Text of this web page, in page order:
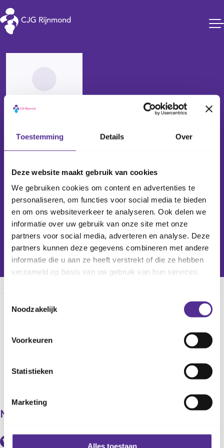
Toestemming Details Over
Deze website maakt gebruik van cookies
We gebruiken cookies om content en advertenties te
personaliseren, om functies voor social media te bieden
en om ons websiteverkeer te analyseren. Ook delen we
informatie over uw gebruik van onze site met onze
partners voor social media, adverteren en analyse. Deze
partners kunnen deze gegevens combineren met andere
informatie die u aan ze heeft verstrekt of die ze hebben
verzameld op basis van uw gebruik van hun services.
Noodzakelijk
Voorkeuren
Statistieken
Marketing
Alles toestaan
CJG Rijnmond
Carla Hoogerwerf
Jeugdverpleegkundige
c.hoogerwerf@cjgrijnmond.nl
06 22 81 14 09
Maandag, woensdag en donderdag
Vlaardingen
VLAARDINGEN
Deel deze pagina
Neem contact op met ons
Bel onze professionals (8:00 - 17:00u)